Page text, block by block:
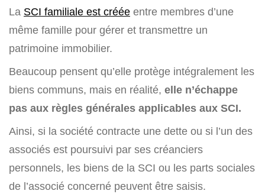
La SCI familiale est créée entre membres d’une
même famille pour gérer et transmettre un
patrimoine immobilier.
Beaucoup pensent qu’elle protège intégralement les
biens communs, mais en réalité, elle n’échappe
pas aux règles générales applicables aux SCI.
Ainsi, si la société contracte une dette ou si l’un des
associés est poursuivi par ses créanciers
personnels, les biens de la SCI ou les parts sociales
de l’associé concerné peuvent être saisis.